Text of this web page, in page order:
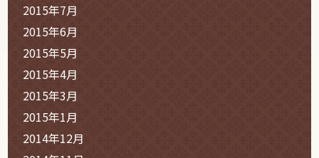
2015年7月
2015年6月
2015年5月
2015年4月
2015年3月
2015年1月
2014年12月